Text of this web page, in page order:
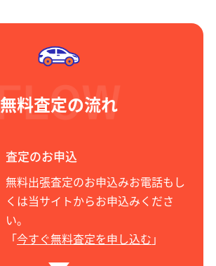
無料査定の流れ
査定のお申込
無料出張査定のお申込みお電話もし
くは当サイトからお申込みくださ
い。
「今すぐ無料査定を申し込む 」